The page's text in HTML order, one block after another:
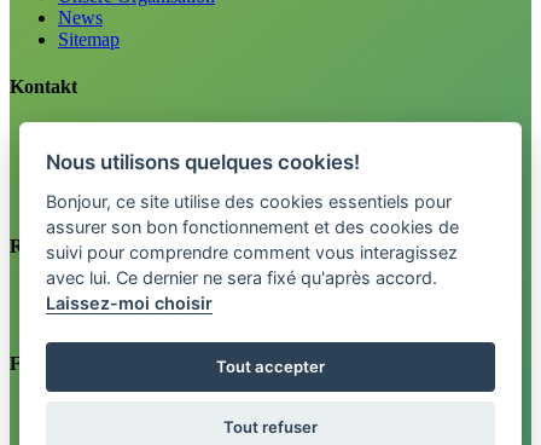
News
Sitemap
Kontakt
Informationen
Tel. 0800 33 12 34
info@fctpension.swiss
Rechtliches
Impressum
Datenschutzerklärung
Finden Sie uns auf
Nous utilisons quelques cookies!
Bonjour, ce site utilise des cookies essentiels pour
assurer son bon fonctionnement et des cookies de
suivi pour comprendre comment vous interagissez
avec lui. Ce dernier ne sera fixé qu'après accord.
Laissez-moi choisir
Tout accepter
Tout refuser